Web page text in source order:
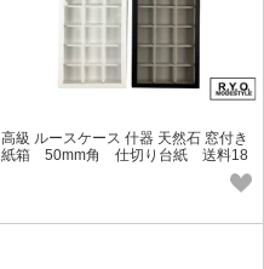
高級 ルースケース 什器 天然石 窓付き
紙箱 50mm角 仕切り台紙 送料18